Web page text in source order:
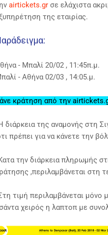
airtickets.grσε ελάχιστα
της εταιρίας.
- Μπαλί 20/02 , 11:45π.μ.
- Αθήνα 02/03 , 14:05.μ.
κράτηση από την
διάρκεια της αναμονής στη
πρέπει για να κάνετε την
την διάρκεια πληρωμής
,περιλαμβάνεται στη
τιμή περιλαμβάνεται μόνο
χειρός η λαπτοπ με